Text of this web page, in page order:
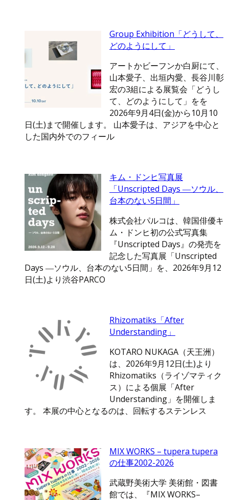
Group Exhibition「どうして、
どのようにして」
アートかビーフンか白厨にて、
山本愛子、出垣内愛、長谷川彰
宏の3組による展覧会「どうし
て、どのようにして」をを
2026年9月4日(金)から10月10
日(土)まで開催します。 山本愛子は、アジアを中心と
した国内外でのフィール
キム・ドンヒ写真展
「Unscripted Days ―ソウル、
台本のない5日間」
株式会社パルコは、韓国俳優キ
ム・ドンヒ初の公式写真集
『Unscripted Days』の発売を
記念した写真展「Unscripted
Days ―ソウル、台本のない5日間」を、2026年9月12
日(土)より渋谷PARCO
Rhizomatiks「After
Understanding」
KOTARO NUKAGA（天王洲）
は、2026年9月12日(土)より
Rhizomatiks（ライゾマティク
ス）による個展「After
Understanding」を開催しま
す。 本展の中心となるのは、回転するステンレス
MIX WORKS – tupera tupera
の仕事2002-2026
武蔵野美術大学 美術館・図書
館では、『MIX WORKS–